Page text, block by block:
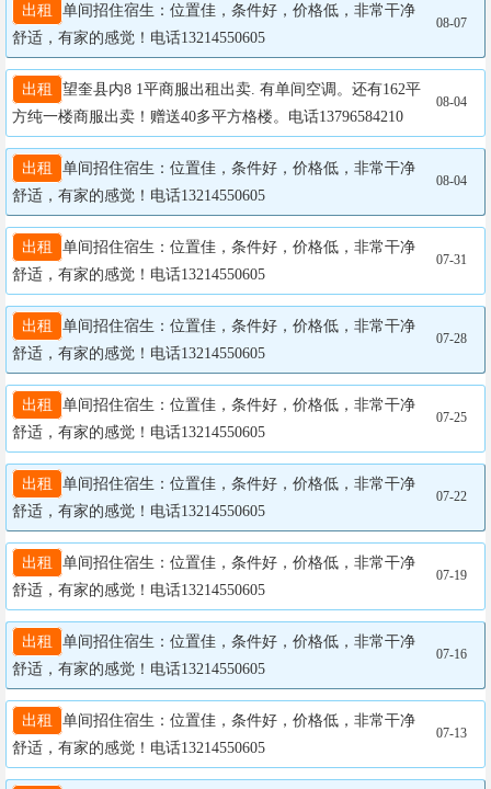
出租
单间招住宿生：位置佳，条件好，价格低，非常干净
舒适，有家的感觉！电话13214550605
08-07
出租
望奎县内8 1平商服出租出卖. 有单间空调。还有162平
方纯一楼商服出卖！赠送40多平方格楼。电话13796584210
08-04
出租
单间招住宿生：位置佳，条件好，价格低，非常干净
舒适，有家的感觉！电话13214550605
08-04
出租
单间招住宿生：位置佳，条件好，价格低，非常干净
舒适，有家的感觉！电话13214550605
07-31
出租
单间招住宿生：位置佳，条件好，价格低，非常干净
舒适，有家的感觉！电话13214550605
07-28
出租
单间招住宿生：位置佳，条件好，价格低，非常干净
舒适，有家的感觉！电话13214550605
07-25
出租
单间招住宿生：位置佳，条件好，价格低，非常干净
舒适，有家的感觉！电话13214550605
07-22
出租
单间招住宿生：位置佳，条件好，价格低，非常干净
舒适，有家的感觉！电话13214550605
07-19
出租
单间招住宿生：位置佳，条件好，价格低，非常干净
舒适，有家的感觉！电话13214550605
07-16
出租
单间招住宿生：位置佳，条件好，价格低，非常干净
舒适，有家的感觉！电话13214550605
07-13